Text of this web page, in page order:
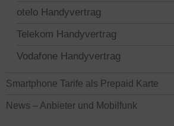
otelo Handyvertrag
Telekom Handyvertrag
Vodafone Handyvertrag
Smartphone Tarife als Prepaid Karte
News – Anbieter und Mobilfunk